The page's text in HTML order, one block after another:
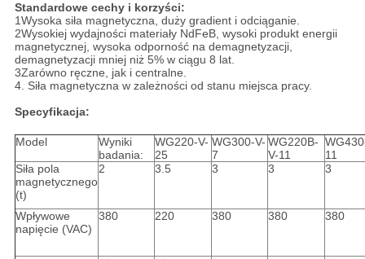
Standardowe cechy i korzyści:
1Wysoka siła magnetyczna, duży gradient i odciąganie.
2Wysokiej wydajności materiały NdFeB, wysoki produkt energii
magnetycznej, wysoka odporność na demagnetyzacji,
demagnetyzacji mniej niż 5% w ciągu 8 lat.
3Zarówno ręczne, jak i centralne.
4. Siła magnetyczna w zależności od stanu miejsca pracy.
Specyfikacja:
Model
Wyniki
badania:
WG220-V-
25
WG300-V-
7
WG220B-
V-11
11
Siła pola
magnetycznego
(t)
2 3.5 3 3 3
Wpływowe
napięcie (VAC)
380 220 380 380 380